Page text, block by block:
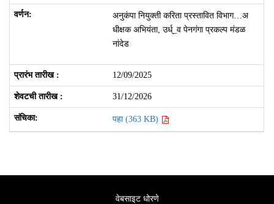
अनुकंपा नियुक्ती करिता प्रस्तावित विभाग…अ
धीक्षक अभियंता, उर्ध्_व पेनगंगा प्रकल्प मंडळ
नांदेड
12/09/2025
31/12/2026
पहा (363 KB)
वेबसाइट धोरणे